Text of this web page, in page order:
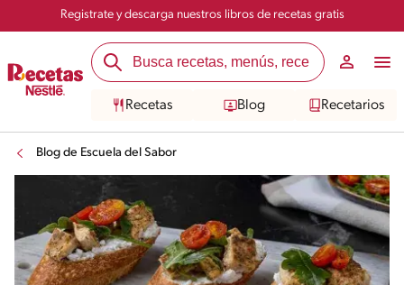
Registrate y descarga nuestros libros de recetas gratis
Recetas Blog Recetarios
Blog de Escuela del Sabor